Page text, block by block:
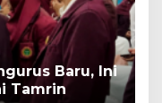
Baru, Ini
Tamrin